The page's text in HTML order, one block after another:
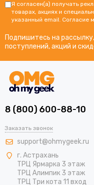
Я согласен(а) получать
товарах, акциях и
указанный email. Согласие
Подпишитесь на
поступлений, акций и
8 (800) 600-88-10
Заказать звонок
support@ohmygeek.ru
г. Астрахань
ТРЦ Ярмарка 3 этаж
ТРЦ Алимпик 3 этаж
ТРЦ Три кота 11 вход